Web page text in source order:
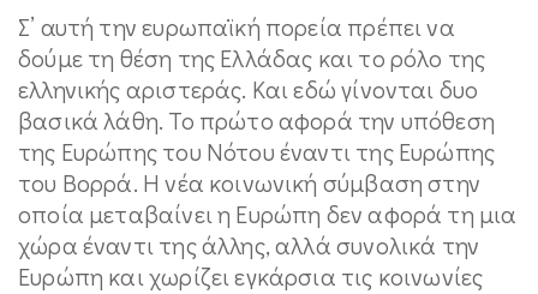
Σ’ αυτή την ευρωπαϊκή πορεία πρέπει να
δούμε τη θέση της Ελλάδας και το ρόλο της
ελληνικής αριστεράς. Και εδώ γίνονται δυο
βασικά λάθη. Το πρώτο αφορά την υπόθεση
της Ευρώπης του Νότου έναντι της Ευρώπης
του Βορρά. Η νέα κοινωνική σύμβαση στην
οποία μεταβαίνει η Ευρώπη δεν αφορά τη μια
χώρα έναντι της άλλης, αλλά συνολικά την
Ευρώπη και χωρίζει εγκάρσια τις κοινωνίες